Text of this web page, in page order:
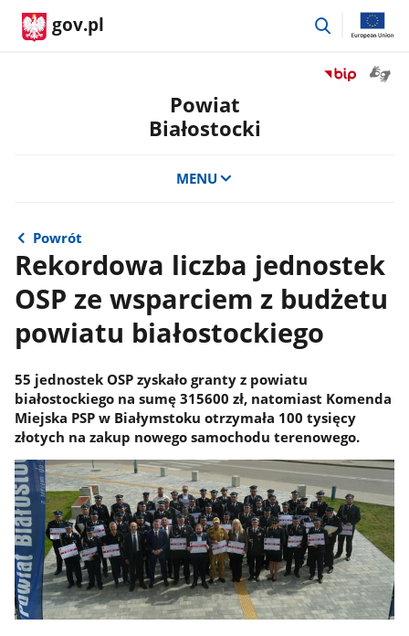
gov.pl
przejdź
Przejdź
Powiat
Białostocki
MENU
Powrót
Rekordowa liczba jednostek
OSP ze wsparciem z budżetu
powiatu białostockiego
55 jednostek OSP zyskało granty z powiatu
białostockiego na sumę 315600 zł, natomiast Komenda
Miejska PSP w Białymstoku otrzymała 100 tysięcy
złotych na zakup nowego samochodu terenowego.